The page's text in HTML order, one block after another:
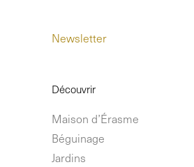
Newsletter
Découvrir
Maison d’Érasme
Béguinage
Jardins